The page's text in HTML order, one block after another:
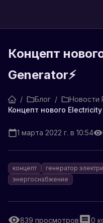
Концепт
Generator⚡️
/ Блог / Новости
Концепт нового Electricity
1 марта 2022 г. в 10:54
концепт генератор
энергоснабжение
839 просмотров 0